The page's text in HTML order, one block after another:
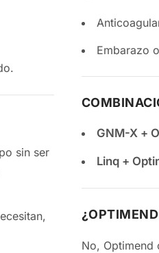
sin ser
Embarazo
GNM-X +
Linq +
No, Optimend